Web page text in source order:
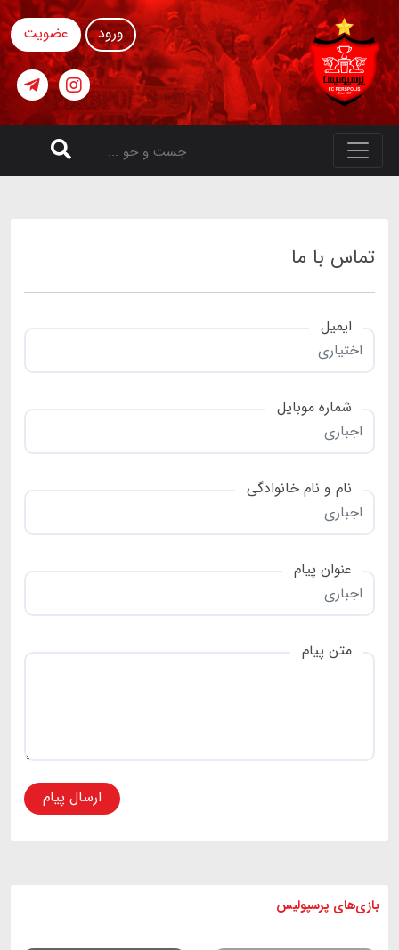
ورود عضویت
تماس با ما
ایمیل
شماره موبایل
نام و نام خانوادگی
عنوان پیام
متن پیام
ارسال پیام
بازی های پرسپولیس